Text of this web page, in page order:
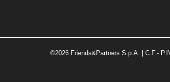
©2026 Friends&Partners S.p.A. | C.F.-